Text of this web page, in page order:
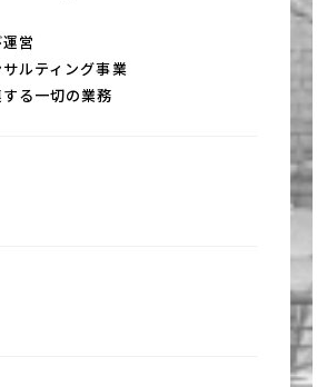
営
ルティング事業
る一切の業務